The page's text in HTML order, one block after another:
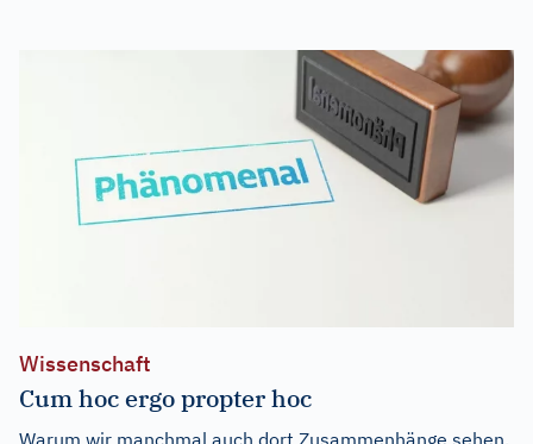
Wissenschaft
Cum hoc ergo propter hoc